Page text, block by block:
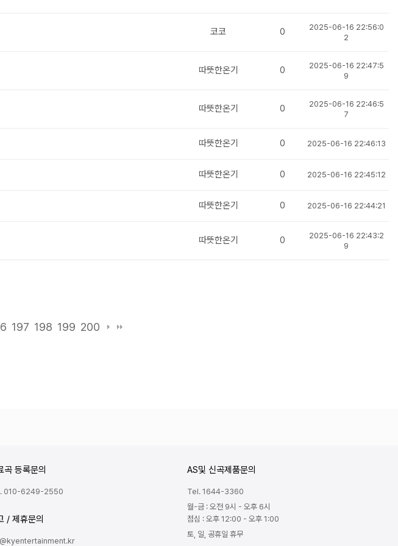
코코 0
2025-06-16 22:56:0
2
따뜻한온기 0
2025-06-16 22:47:5
9
따뜻한온기 0
2025-06-16 22:46:5
7
따뜻한온기 0 2025-06-16 22:46:13
따뜻한온기 0 2025-06-16 22:45:12
따뜻한온기 0 2025-06-16 22:44:21
따뜻한온기 0
2025-06-16 22:43:2
9
197 198 199 200
곡 등록문의
010-6249-2550
/ 제휴문의
AS및 신곡제품문의
Tel. 1644-3360
월-금 : 오전 9시 - 오후 6시
점심 : 오후 12:00 - 오후 1:00
토, 일, 공휴일 휴무